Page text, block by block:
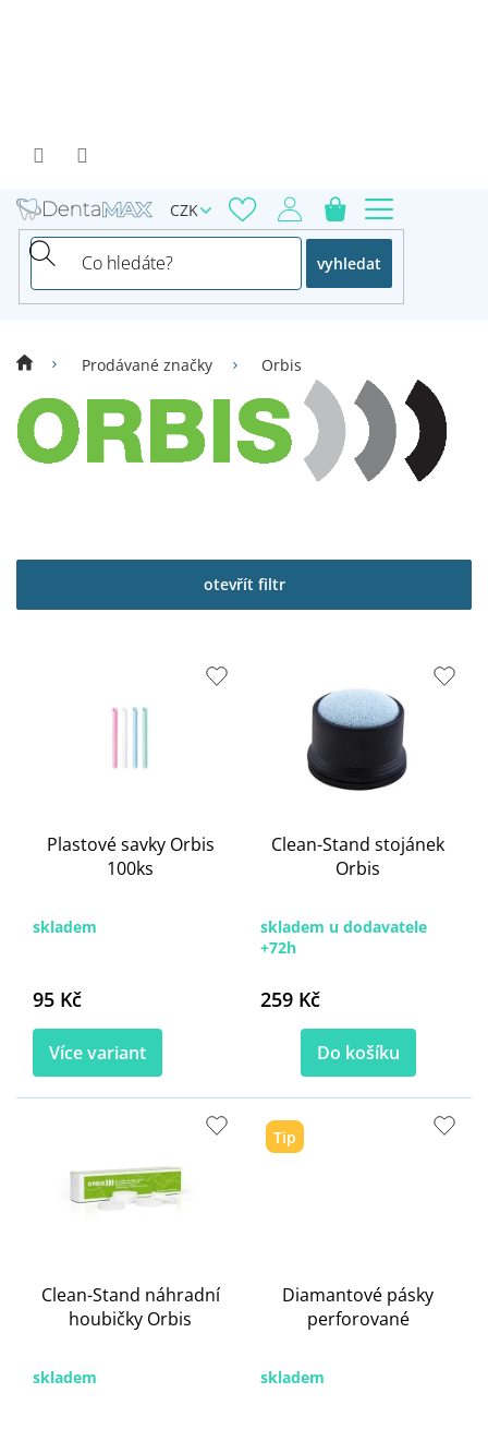
vyhledat
CZK
Prodávané značky Orbis
otevřít filtr
Plastové savky Orbis
100ks
skladem
95 Kč
Více variant
Clean-Stand stojánek
Orbis
skladem u dodavatele
+72h
259 Kč
Do košíku
Clean-Stand náhradní
houbičky Orbis
skladem
Tip
Diamantové pásky
perforované
skladem